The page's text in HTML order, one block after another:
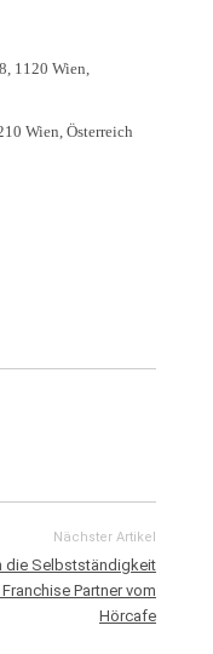
1120 Wien,
Wien, Österreich
Nächster Artikel
die Selbstständigkeit
Partner vom
Hörcafe